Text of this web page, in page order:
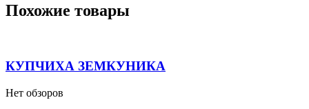
Похожие товары
КУПЧИХА ЗЕМКУНИКА
Нет обзоров